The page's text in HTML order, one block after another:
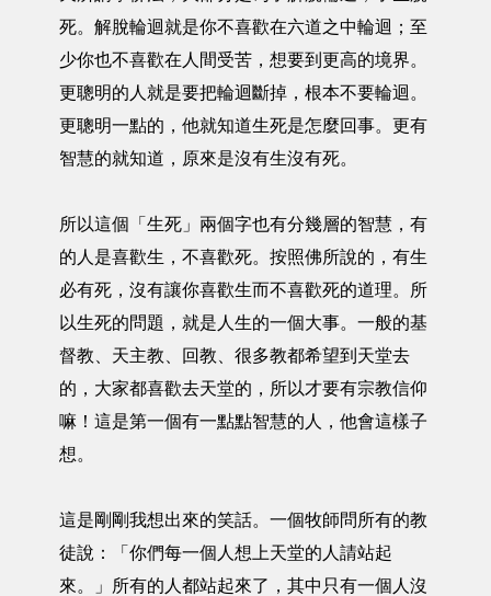
死。解脫輪迴就是你不喜歡在六道之中輪迴；至
少你也不喜歡在人間受苦，想要到更高的境界。
更聰明的人就是要把輪迴斷掉，根本不要輪迴。
更聰明一點的，他就知道生死是怎麼回事。更有
智慧的就知道，原來是沒有生沒有死。
所以這個「生死」兩個字也有分幾層的智慧，有
的人是喜歡生，不喜歡死。按照佛所說的，有生
必有死，沒有讓你喜歡生而不喜歡死的道理。所
以生死的問題，就是人生的一個大事。一般的基
督教、天主教、回教、很多教都希望到天堂去
的，大家都喜歡去天堂的，所以才要有宗教信仰
嘛！這是第一個有一點點智慧的人，他會這樣子
想。
這是剛剛我想出來的笑話。一個牧師問所有的教
徒說：「你們每一個人想上天堂的人請站起
來。」所有的人都站起來了，其中只有一個人沒